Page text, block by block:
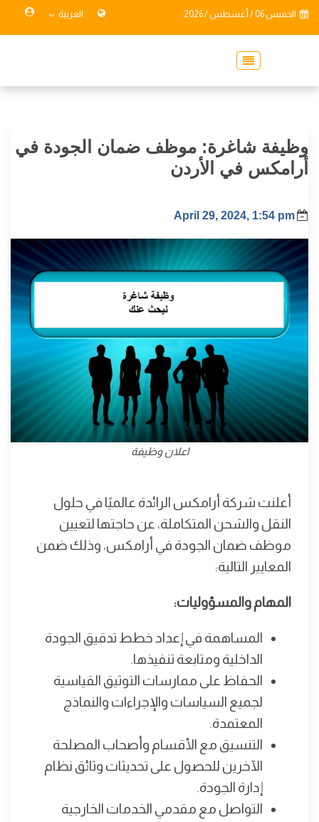
الخميس 06 / أغسطس / 2026 العربية
وظيفة شاغرة: موظف ضمان الجودة في
أرامكس في الأردن
April 29, 2024, 1:54 pm
اعلان وظيفة
أعلنت شركة أرامكس الرائدة عالميًا في حلول
النقل والشحن المتكاملة، عن حاجتها لتعيين
موظف ضمان الجودة في أرامكس، وذلك ضمن
المعايير التالية:
المهام والمسؤوليات:
المساهمة في إعداد خطط تدقيق الجودة
الداخلية ومتابعة تنفيذها.
الحفاظ على ممارسات التوثيق القياسية
لجميع السياسات والإجراءات والنماذج
المعتمدة.
التنسيق مع الأقسام وأصحاب المصلحة
الآخرين للحصول على تحديثات وثائق نظام
إدارة الجودة.
التواصل مع مقدمي الخدمات الخارجية